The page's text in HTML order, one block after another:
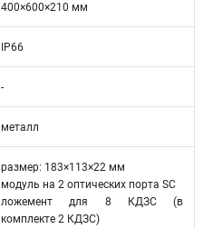
400×600×210 мм
IP66
-
металл
размер: 183×113×22 мм
модуль на 2 оптических порта SC
ложемент для 8 КДЗС (в
комплекте 2 КДЗС)